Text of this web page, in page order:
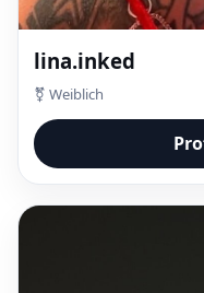
lina.inked
⚧ Weiblich